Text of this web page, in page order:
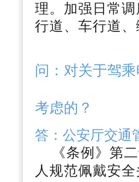
理。加强日常
行道、车行道
问： 对关于驾
考虑的？
答： 公安厅交通
《条例》第
人规范佩戴安